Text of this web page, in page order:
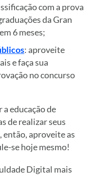
com a prova
da Gran
6 meses;
: aproveite
e faça sua
no concurso
educação de
de realizar seus
então, aproveite as
se hoje mesmo!
Digital mais